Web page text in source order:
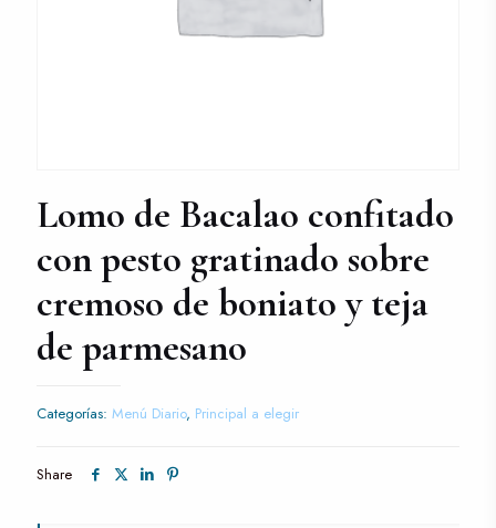
Lomo de Bacalao confitado
con pesto gratinado sobre
cremoso de boniato y teja
de parmesano
Categorías: Menú Diario, Principal a elegir
Share